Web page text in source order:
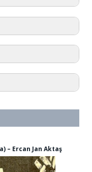
– Ercan Jan Aktaş